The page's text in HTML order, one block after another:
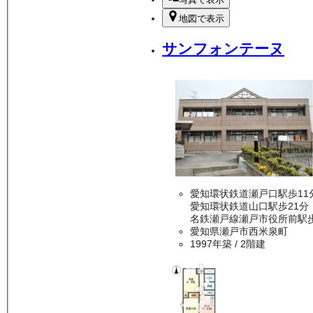
地図で表示
サンフォンテーヌ
愛知環状鉄道瀬戸口駅歩11
愛知環状鉄道山口駅歩21分
名鉄瀬戸線瀬戸市役所前駅
愛知県瀬戸市西米泉町
1997年築 / 2階建